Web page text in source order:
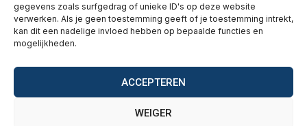
gegevens zoals surfgedrag of unieke ID's op deze website
verwerken. Als je geen toestemming geeft of je toestemming intrekt,
kan dit een nadelige invloed hebben op bepaalde functies en
mogelijkheden.
ACCEPTEREN
WEIGER
Licenties
Tarieven
Wetgeving
Vragen
Contact